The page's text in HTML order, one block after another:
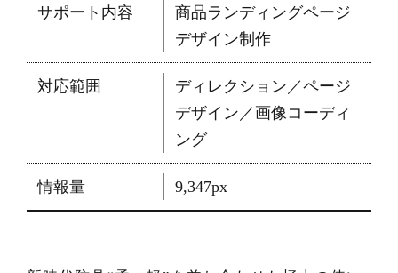
サポート内容
商品ランディングページ
デザイン制作
対応範囲
ディレクション／ページ
デザイン／画像コーディ
ング
情報量 9,347px